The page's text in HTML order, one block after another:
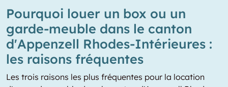
Pourquoi louer un box ou un
garde-meuble dans le canton
d'Appenzell Rhodes-Intérieures :
les raisons fréquentes
Les trois raisons les plus fréquentes pour la location